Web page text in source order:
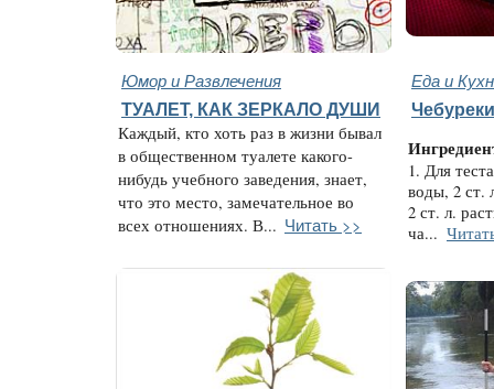
Юмор и Развлечения Еда и
ТУАЛЕТ, КАК ЗЕРКАЛО ДУШИ
Каждый, кто хоть раз в жизни бывал
в общественном туалете какого-
нибудь учебного заведения, знает,
что это место, замечательное во
всех отношениях. В... Читать >>
1. Для
воды, 2 ст.
2 ст. л.
ча...